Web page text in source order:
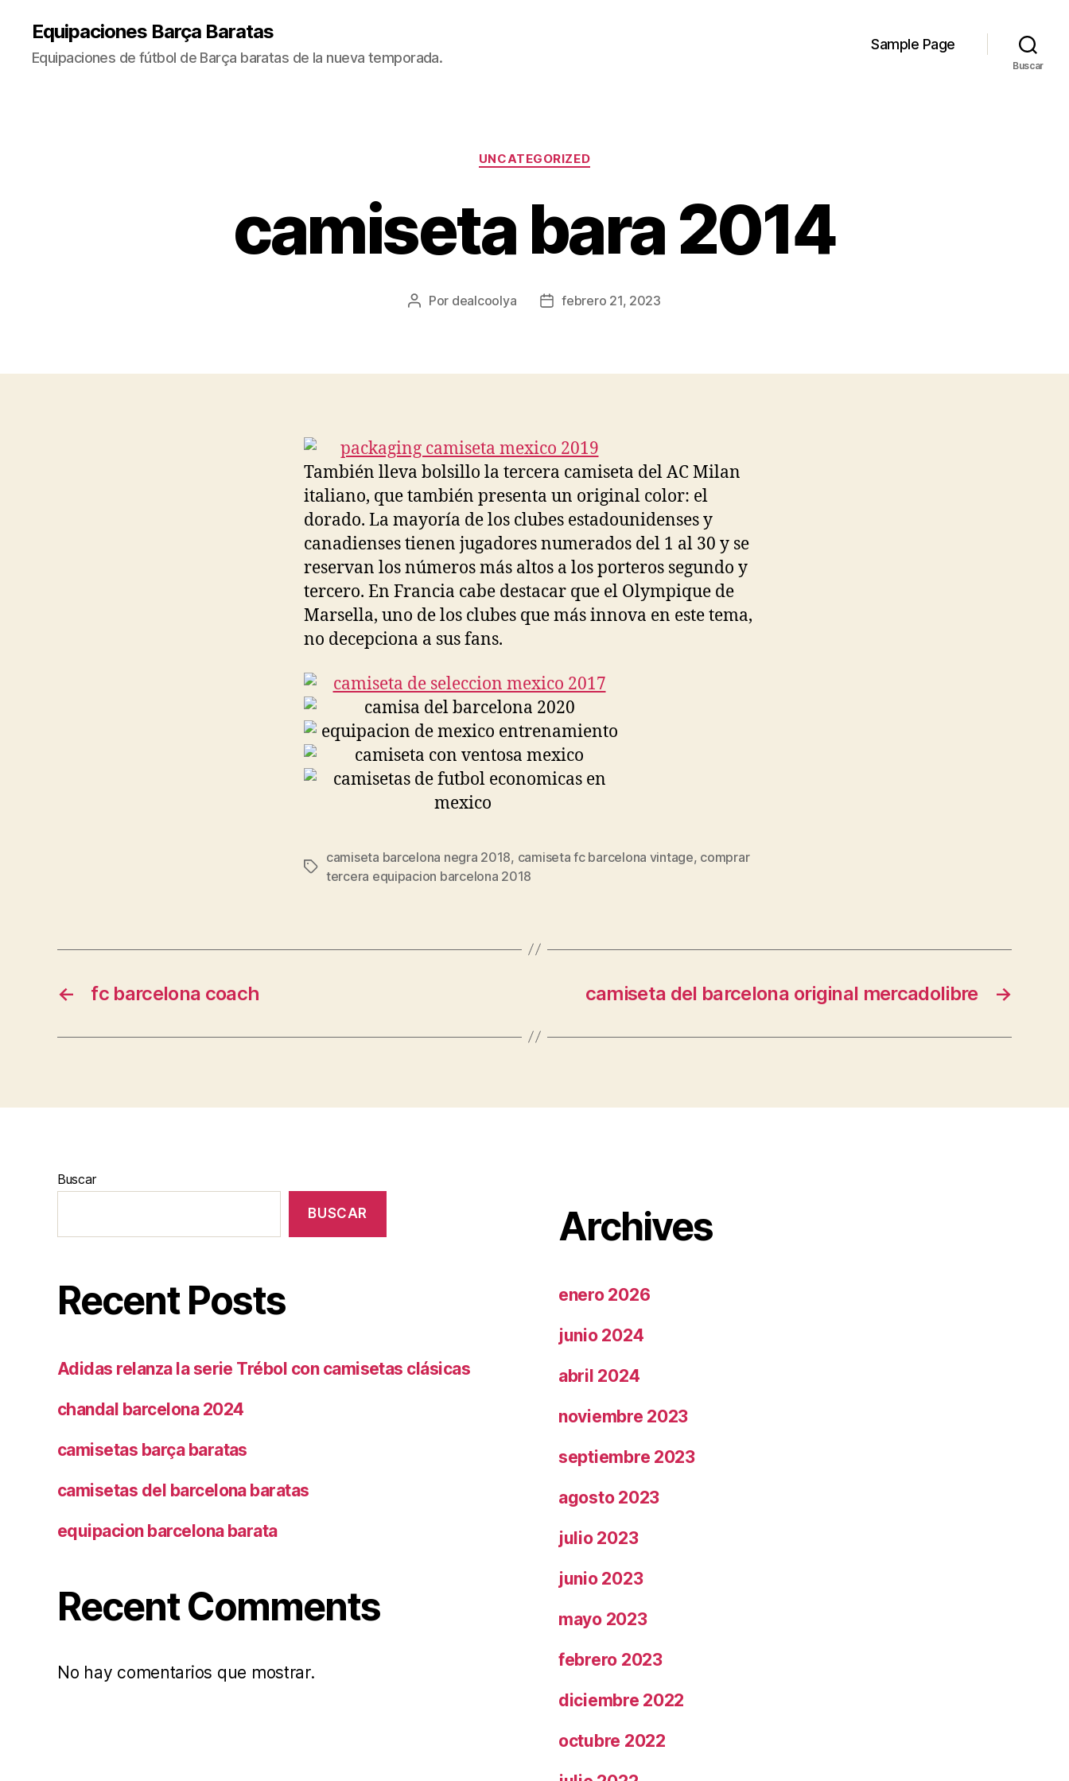
Equipaciones Barça Baratas
Equipaciones de fútbol de Barça baratas de la nueva temporada.
Sample Page
Buscar
Categorías
UNCATEGORIZED
camiseta bara 2014
Autor
Por dealcoolya
Fecha
febrero 21, 2023
También lleva bolsillo la tercera camiseta del AC Milan
italiano, que también presenta un original color: el
dorado. La mayoría de los clubes estadounidenses y
canadienses tienen jugadores numerados del 1 al 30 y se
reservan los números más altos a los porteros segundo y
tercero. En Francia cabe destacar que el Olympique de
Marsella, uno de los clubes que más innova en este tema,
no decepciona a sus fans.
Etiquetas
camiseta barcelona negra 2018, camiseta fc barcelona vintage, comprar
tercera equipacion barcelona 2018
← fc barcelona coach →
camiseta del barcelona original mercadolibre
Buscar
BUSCAR
Recent Posts
Adidas relanza la serie Trébol con camisetas clásicas
chandal barcelona 2024
camisetas barça baratas
camisetas del barcelona baratas
equipacion barcelona barata
Recent Comments
No hay comentarios que mostrar.
Archives
enero 2026
junio 2024
abril 2024
noviembre 2023
septiembre 2023
agosto 2023
julio 2023
junio 2023
mayo 2023
febrero 2023
diciembre 2022
octubre 2022